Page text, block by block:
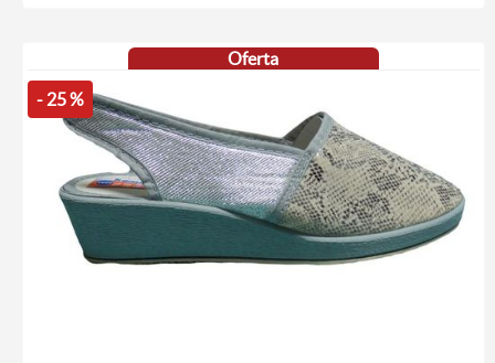
Oferta
- 25 %